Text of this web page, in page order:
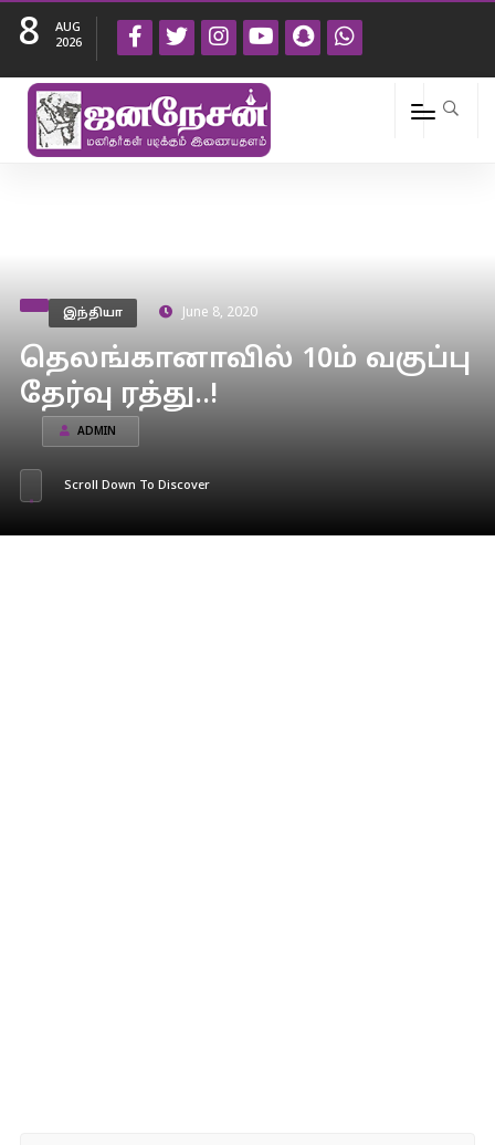
8
AUG
2026
இந்தியா June 8, 2020
தெலங்கானாவில் 10ம் வகுப்பு
தேர்வு ரத்து..!
ADMIN
Scroll Down To Discover